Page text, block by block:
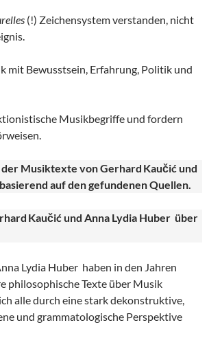
(!) Zeichensystem verstanden, nicht
mit Bewusstsein, Erfahrung, Politik und
Musikbegriffe und fordern
der Musiktexte von Gerhard Kaučić und
auf den gefundenen Quellen.
Kaučić und Anna Lydia Huber über
Lydia Huber haben in den Jahren
philosophische Texte über Musik
alle durch eine stark dekonstruktive,
und grammatologische Perspektive